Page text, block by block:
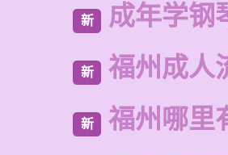
新 成年学钢
新 福州成人
新 福州哪里